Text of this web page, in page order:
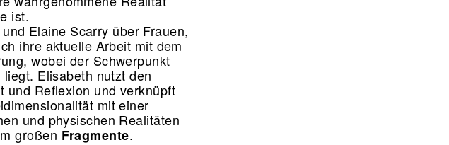
ist.
Elaine Scarry über Frauen,
ihre aktuelle Arbeit mit dem
wobei der Schwerpunkt
Elisabeth nutzt den
und Reflexion und verknüpft
mit einer
und physischen Realitäten
großen Fragmente.